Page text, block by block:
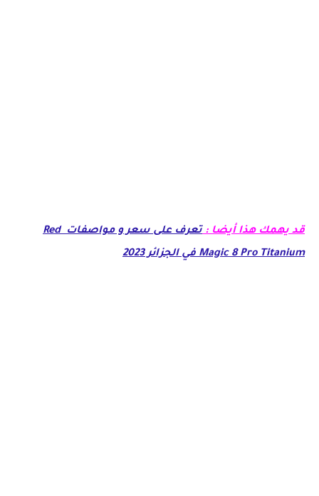
قد يهمك هذا أيضا :
تعرف على سعر و مواصفات Red
Magic 8 Pro Titanium في الجزائر 2023